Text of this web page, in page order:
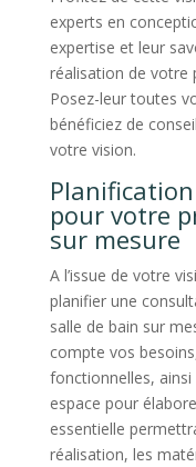
experts en
expertise et leur
réalisation de votre
Posez-leur toutes
bénéficiez de
votre vision.
pour votre
sur mesure
A l’issue de votre
planifier une
salle de bain sur
compte vos
fonctionnelles,
espace pour
essentielle
réalisation, les